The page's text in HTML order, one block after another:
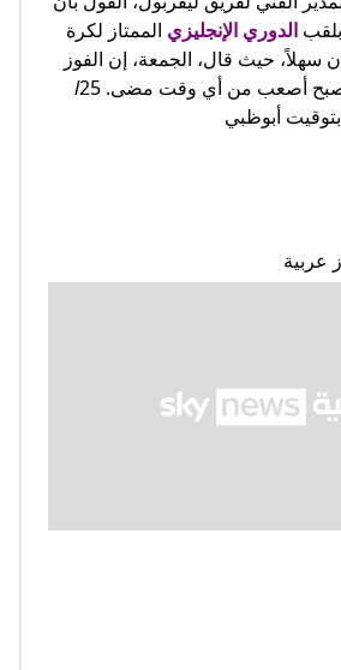
الدوري الإنجليزي الممتاز لكرة
سهلاً، حيث قال، الجمعة، إن الفوز
أصبح أصعب من أي وقت مضى.
l25
عربية